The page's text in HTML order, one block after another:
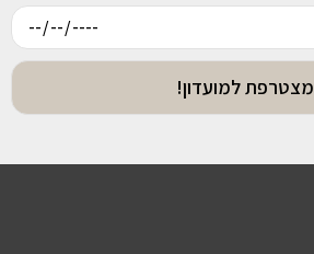
מצטרפת למועדון!